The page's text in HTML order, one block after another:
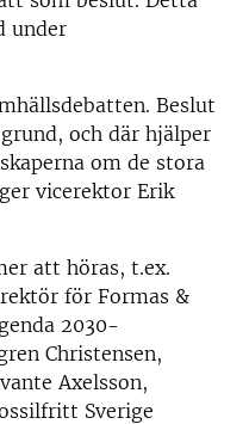
under
Beslut
och där hjälper
om de stora
vicerektor Erik
att höras, t.ex.
för Formas &
2030-
Christensen,
Axelsson,
Sverige